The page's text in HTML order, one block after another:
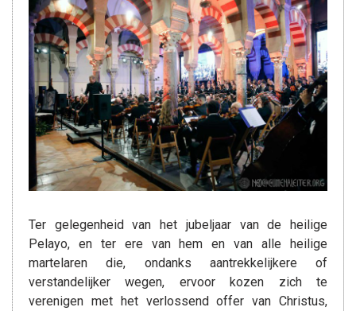
Ter gelegenheid van het jubeljaar van de heilige
Pelayo, en ter ere van hem en van alle heilige
martelaren die, ondanks aantrekkelijkere of
verstandelijker wegen, ervoor kozen zich te
verenigen met het verlossend offer van Christus,